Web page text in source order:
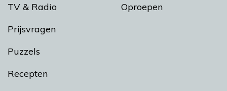
TV & Radio
Prijsvragen
Puzzels
Recepten
Oproepen